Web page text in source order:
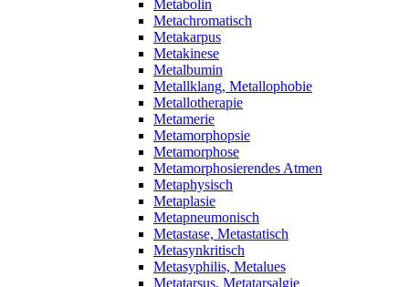
Metabolin
Metachromatisch
Metakarpus
Metakinese
Metalbumin
Metallklang, Metallophobie
Metallotherapie
Metamerie
Metamorphopsie
Metamorphose
Metamorphosierendes Atmen
Metaphysisch
Metaplasie
Metapneumonisch
Metastase, Metastatisch
Metasynkritisch
Metasyphilis, Metalues
Metatarsus, Metatarsalgie